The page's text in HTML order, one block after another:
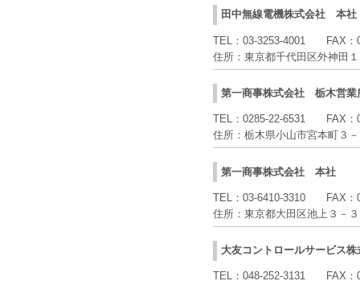
田中無線電機株式会社 本社
TEL： 03-3253-4001 FAX：
住所： 東京都千代田区外神田
第一商事株式会社 栃木営業
TEL： 0285-22-6531 FAX：
住所： 栃木県小山市宮本町３
第一商事株式会社 本社
TEL： 03-6410-3310 FAX：
住所： 東京都大田区池上３－
大友コントロールサービス株
TEL： 048-252-3131 FAX：